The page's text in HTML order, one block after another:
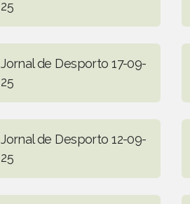
25
Jornal de Desporto 17-09-
25
Jornal de Desporto 12-09-
25